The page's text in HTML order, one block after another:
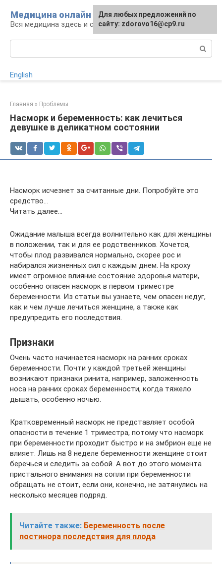
контенту
Медицина онлайн
Вся медицина здесь и сейчас
English
Главная » Проблемы
Насморк и беременность: как лечиться
девушке в деликатном состоянии
Насморк исчезнет за считанные дни. Попробуйте это
средство…
Читать далее…
Ожидание малыша всегда волнительно как для женщины
в положении, так и для ее родственников. Хочется,
чтобы плод развивался нормально, скорее рос и
набирался жизненных сил с каждым днем. На кроху
имеет огромное влияние состояние здоровья матери,
особенно опасен насморк в первом триместре
беременности. Из статьи вы узнаете, чем опасен недуг,
как и чем лучше лечиться женщине, а также как
предупредить его последствия.
Признаки
Очень часто начинается насморк на ранних сроках
беременности. Почти у каждой третьей женщины
возникают признаки ринита, например, заложенность
носа на ранних сроках беременности, когда тяжело
дышать, особенно ночью.
Кратковременный насморк не представляет особой
опасности в течение 1 триместра, потому что насморк
при беременности проходит быстро и на эмбрион еще не
влияет. Лишь на 8 неделе беременности женщине стоит
беречься и следить за собой. А вот до этого момента
пристального внимания на сопли при беременности
обращать не стоит, если они, конечно, не затянулись на
несколько месяцев подряд.
Читайте также: Беременность после
постинора последствия для плода
Для любых предложений по
сайту: zdorovo16@cp9.ru